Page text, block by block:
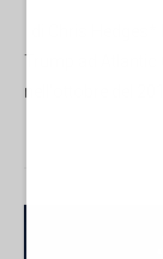
Trump ad Atlantic
nell'ottobre del